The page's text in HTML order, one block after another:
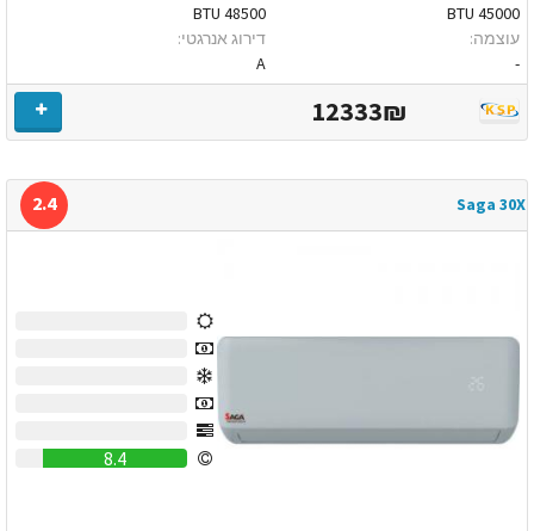
45000 BTU
עוצמה:
-
48500 BTU
דירוג אנרגטי:
A
12333₪
Saga 30X
2.4
8.4